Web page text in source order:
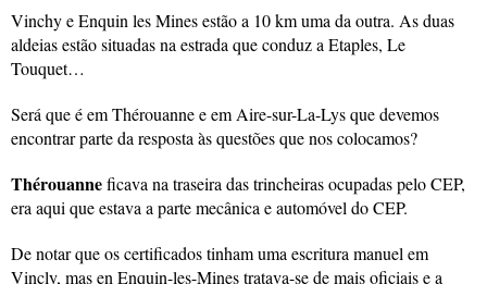
Vinchy e Enquin les Mines estão a 10 km uma da outra. As duas
aldeias estão situadas na estrada que conduz a Etaples, Le
Touquet…
Será que é em Thérouanne e em Aire-sur-La-Lys que devemos
encontrar parte da resposta às questões que nos colocamos?
Thérouanneficava na traseira das trincheiras ocupadas pelo CEP,
era aqui que estava a parte mecânica e automóvel do CEP.
De notar que os certificados tinham uma escritura manuel em
Vincly, mas en Enquin-les-Mines tratava-se de mais oficiais e a